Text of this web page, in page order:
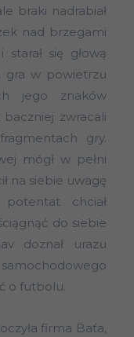
braki nadrabiał
nad brzegami
się głową
gra w powietrzu
jego znaków
zwracali
gry.
mógł w pełni
na siebie uwagę
chciał
do siebie
doznał urazu
o futbolu.
firma Baťa,